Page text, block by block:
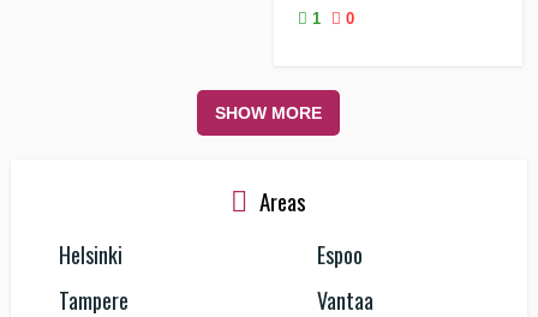
1 0
SHOW MORE
Areas
Helsinki
Espoo
Tampere
Vantaa